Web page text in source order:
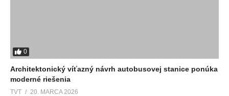
0
Architektonický víťazný návrh autobusovej stanice ponúka
moderné riešenia
TVT 20. MARCA 2026